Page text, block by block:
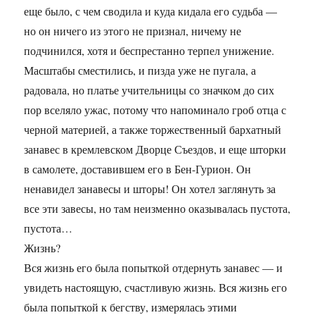
еще было, с чем сводила и куда кидала его судьба —
но он ничего из этого не признал, ничему не
подчинился, хотя и беспрестанно терпел унижение.
Масштабы сместились, и пизда уже не пугала, а
радовала, но платье учительницы со значком до сих
пор вселяло ужас, потому что напоминало гроб отца с
черной материей, а также торжественный бархатный
занавес в кремлевском Дворце Съездов, и еще шторки
в самолете, доставившем его в Бен-Гурион. Он
ненавидел занавесы и шторы! Он хотел заглянуть за
все эти завесы, но там неизменно оказывалась пустота,
пустота…
Жизнь?
Вся жизнь его была попыткой отдернуть занавес — и
увидеть настоящую, счастливую жизнь. Вся жизнь его
была попыткой к бегству, измерялась этими